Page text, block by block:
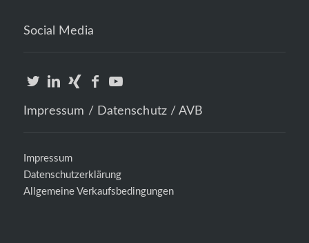
Social Media
Impressum / Datenschutz / AVB
Impressum
Datenschutzerklärung
Allgemeine Verkaufsbedingungen